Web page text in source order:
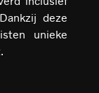
deze
unieke